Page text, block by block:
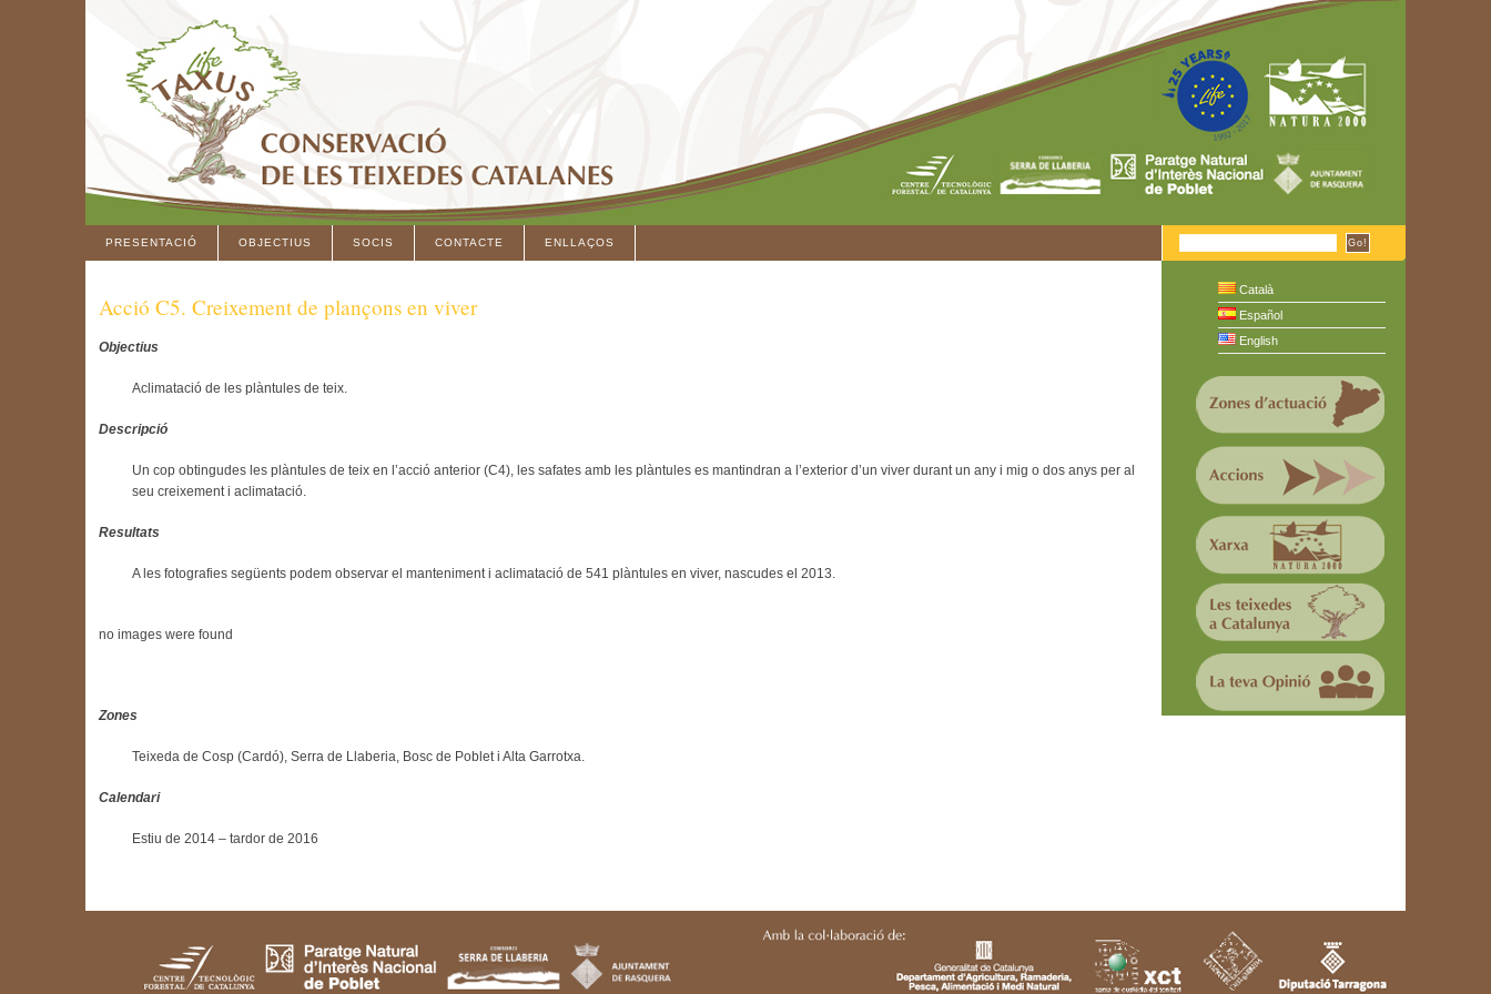
PRESENTACIÓ OBJECTIUS SOCIS CONTACTE ENLLAÇOS
Acció C5. Creixement de plançons en viver
Objectius
Aclimatació de les plàntules de teix.
Descripció
Un cop obtingudes les plàntules de teix en l’acció anterior (C4), les safates amb les plàntules es mantindran a l’exterior d’un viver durant un any i mig o dos anys per al
seu creixement i aclimatació.
Resultats
A les fotografies següents podem observar el manteniment i aclimatació de 541 plàntules en viver, nascudes el 2013.
no images were found
Zones
Teixeda de Cosp (Cardó), Serra de Llaberia, Bosc de Poblet i Alta Garrotxa.
Calendari
Estiu de 2014 – tardor de 2016
Català
Español
English